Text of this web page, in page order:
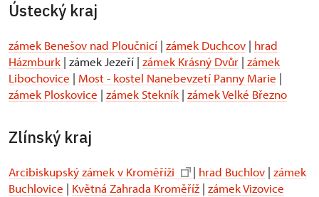
Ústecký kraj
zámek Benešov nad Ploučnicí | zámek Duchcov | hrad
Házmburk | zámek Jezeří | zámek Krásný Dvůr | zámek
Libochovice | Most - kostel Nanebevzetí Panny Marie |
zámek Ploskovice | zámek Stekník | zámek Velké Březno
Zlínský kraj
Arcibiskupský zámek v Kroměříži | hrad Buchlov | zámek
Buchlovice | Květná Zahrada Kroměříž | zámek Vizovice